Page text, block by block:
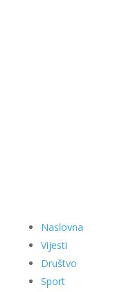
Naslovna
Vijesti
Društvo
Sport